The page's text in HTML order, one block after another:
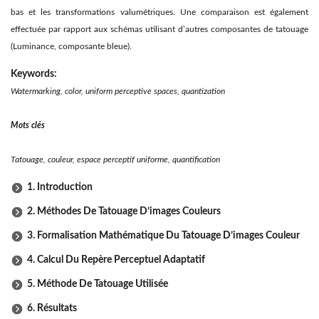
bas et les transformations valumétriques. Une comparaison est également
effectuée par rapport aux schémas utilisant d’autres composantes de tatouage
(Luminance, composante bleue).
Keywords:
Watermarking, color, uniform perceptive spaces, quantization
Mots clés
Tatouage, couleur, espace perceptif uniforme, quantification
1. Introduction
2. Méthodes De Tatouage D’images Couleurs
3. Formalisation Mathématique Du Tatouage D’images Couleur
4. Calcul Du Repère Perceptuel Adaptatif
5. Méthode De Tatouage Utilisée
6. Résultats